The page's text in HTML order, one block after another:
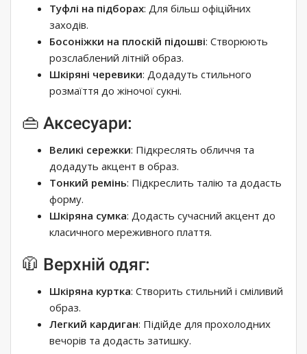
Туфлі на підборах: Для більш офіційних
заходів.
Босоніжки на плоскій підошві: Створюють
розслаблений літній образ.
Шкіряні черевики: Додадуть стильного
розмаїття до жіночої сукні.
👜 Аксесуари:
Великі сережки: Підкреслять обличчя та
додадуть акцент в образ.
Тонкий ремінь: Підкреслить талію та додасть
форму.
Шкіряна сумка: Додасть сучасний акцент до
класичного мереживного плаття.
🧥 Верхній одяг:
Шкіряна куртка: Створить стильний і сміливий
образ.
Легкий кардиган: Підійде для прохолодних
вечорів та додасть затишку.